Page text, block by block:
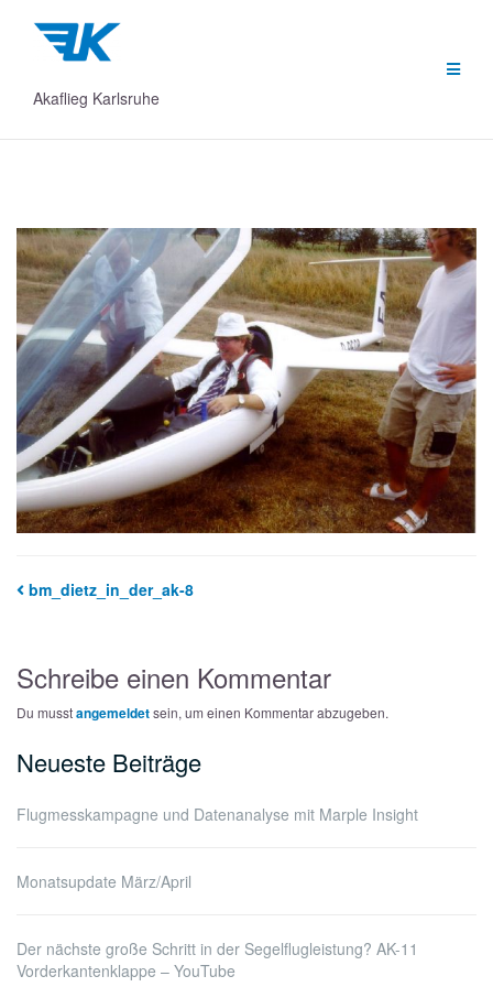
Inhalt
springen
Akaflieg Karlsruhe
bm_dietz_in_der_ak-8
Schreibe einen Kommentar
Du musstangemeldetsein, um einen Kommentar abzugeben.
Neueste Beiträge
Flugmesskampagne und Datenanalyse mit Marple Insight
Monatsupdate März/April
Der nächste große Schritt in der Segelflugleistung? AK-11
Vorderkantenklappe – YouTube